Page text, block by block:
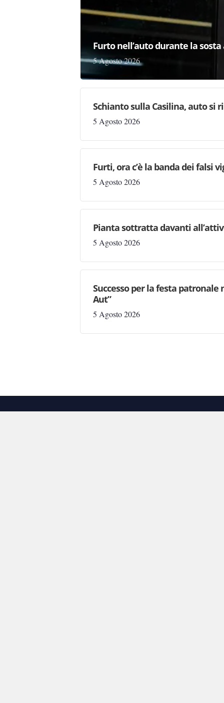
Furto nell’auto durante la
5 Agosto 2026
Schianto sulla Casilina, auto si
5 Agosto 2026
Furti, ora c’è la banda dei falsi
5 Agosto 2026
Pianta sottratta davanti
5 Agosto 2026
Successo per la festa
Aut”
5 Agosto 2026